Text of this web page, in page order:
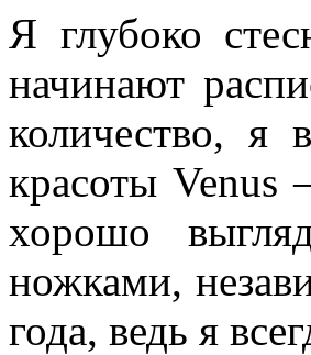
Я глубоко
начинают
количество, я
красоты Venus
хорошо
ножками,
года, ведь я